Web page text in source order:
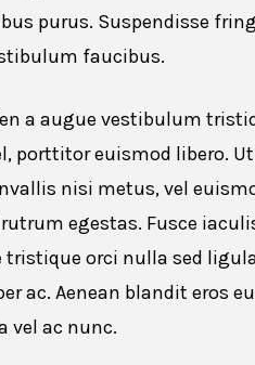
purus. Suspendisse
faucibus.
a augue vestibulum
porttitor euismod libero.
nisi metus, vel
egestas. Fusce
orci nulla sed
ac. Aenean blandit eros
vel ac nunc.